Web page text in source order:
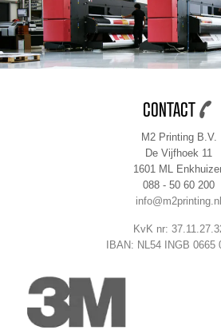
CONTACT
M2 Printing B.V.
De Vijfhoek 11
1601 ML
088 - 50 60 200
info@m2printing.nl
KvK nr:
IBAN: NL54 INGB 0665